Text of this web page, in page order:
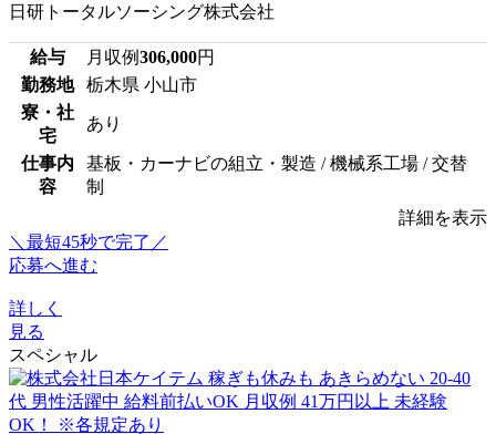
日研トータルソーシング株式会社
給与 月収例306,000円
勤務地
栃木県 小山市
寮・社
宅
あり
仕事内
容
基板・カーナビの組立・製造 / 機械系工場 / 交替
制
詳細を表示
＼最短45秒で完了／
応募へ進む
詳しく
見る
スペシャル